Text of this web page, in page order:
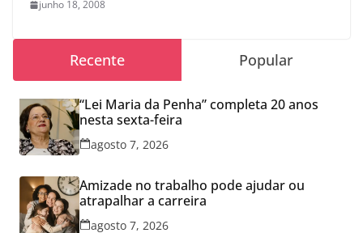
junho 18, 2008
Recente Popular
“Lei Maria da Penha” completa 20 anos
nesta sexta-feira
agosto 7, 2026
Amizade no trabalho pode ajudar ou
atrapalhar a carreira
agosto 7, 2026